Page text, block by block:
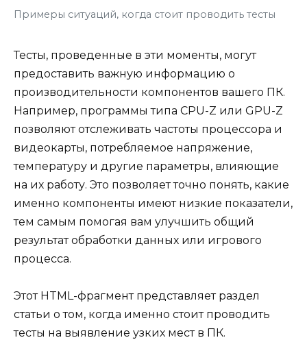
Примеры ситуаций, когда стоит проводить тесты
Тесты, проведенные в эти моменты, могут
предоставить важную информацию о
производительности компонентов вашего ПК.
Например, программы типа CPU-Z или GPU-Z
позволяют отслеживать частоты процессора и
видеокарты, потребляемое напряжение,
температуру и другие параметры, влияющие
на их работу. Это позволяет точно понять, какие
именно компоненты имеют низкие показатели,
тем самым помогая вам улучшить общий
результат обработки данных или игрового
процесса.
Этот HTML-фрагмент представляет раздел
статьи о том, когда именно стоит проводить
тесты на выявление узких мест в ПК.